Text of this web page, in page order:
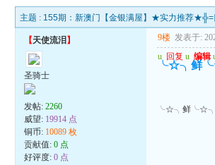
主题 : 155期：新澳门【金银满屋】★实力推荐
【天使流泪 】
圣骑士
发帖:2260
威望: 19914 点
铜币: 10089 枚
贡献值:0 点
好评度:0 点
9楼 发表于:
u 回复 u 编辑
╰☆╮鲜
╰☆╮鲜